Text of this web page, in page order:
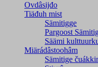
Ovdâsijđo
Tiäđuh mist
Sämitigge
Pargoost
Säämi
Miärádâstoohâm
Sämitige